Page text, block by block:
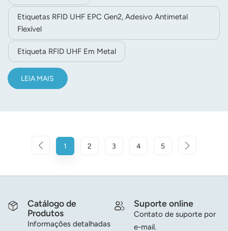
Etiquetas RFID UHF EPC Gen2, Adesivo Antimetal
Flexível
Etiqueta RFID UHF Em Metal
LEIA MAIS
1 2 3 4 5
Catálogo de
Produtos
Informações detalhadas
Suporte online
Contato de suporte por
e-mail.